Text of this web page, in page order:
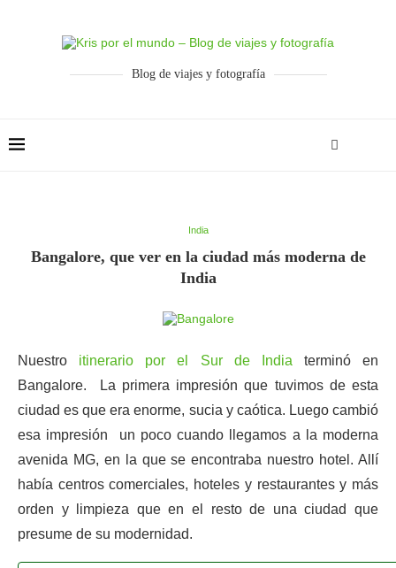
Blog de viajes y fotografía
India
Bangalore, que ver en la ciudad más moderna de
India
Nuestro itinerario por el Sur de India terminó en
Bangalore. La primera impresión que tuvimos de esta
ciudad es que era enorme, sucia y caótica. Luego cambió
esa impresión un poco cuando llegamos a la moderna
avenida MG, en la que se encontraba nuestro hotel. Allí
había centros comerciales, hoteles y restaurantes y más
orden y limpieza que en el resto de una ciudad que
presume de su modernidad.